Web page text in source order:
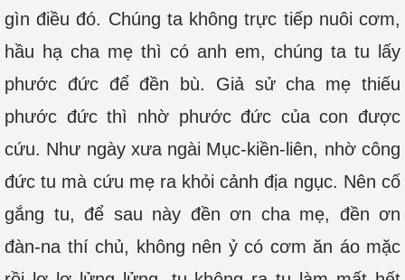
gìn điều đó. Chúng ta không trực tiếp nuôi cơm,
hầu hạ cha mẹ thì có anh em, chúng ta tu lấy
phước đức để đền bù. Giả sử cha mẹ thiếu
phước đức thì nhờ phước đức của con được
cứu. Như ngày xưa ngài Mục-kiền-liên, nhờ công
đức tu mà cứu mẹ ra khỏi cảnh địa ngục. Nên cố
gắng tu, để sau này đền ơn cha mẹ, đền ơn
đàn-na thí chủ, không nên ỷ có cơm ăn áo mặc